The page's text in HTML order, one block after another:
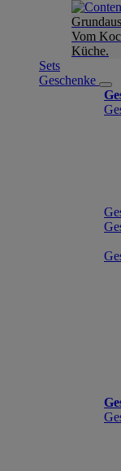
Vom
Küche.
Sets
Geschenke